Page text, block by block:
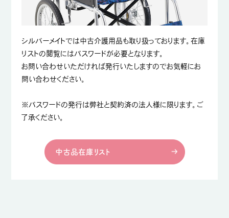
シルバーメイトでは中古介護用品も取り扱っております。在庫
リストの閲覧にはパスワードが必要となります。
お問い合わせいただければ発行いたしますのでお気軽にお
問い合わせください。
※パスワードの発行は弊社と契約済の法人様に限ります。ご
了承ください。
中古品在庫リスト